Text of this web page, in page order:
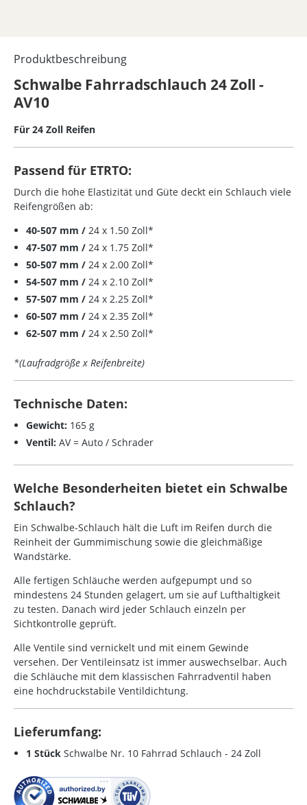
Produktbeschreibung
Schwalbe Fahrradschlauch 24 Zoll -
AV10
Für 24 Zoll Reifen
Passend für ETRTO:
Durch die hohe Elastizität und Güte deckt ein Schlauch viele
Reifengrößen ab:
40-507 mm / 24 x 1.50 Zoll*
47-507 mm / 24 x 1.75 Zoll*
50-507 mm / 24 x 2.00 Zoll*
54-507 mm / 24 x 2.10 Zoll*
57-507 mm / 24 x 2.25 Zoll*
60-507 mm / 24 x 2.35 Zoll*
62-507 mm / 24 x 2.50 Zoll*
*(Laufradgröße x Reifenbreite)
Technische Daten:
Gewicht: 165 g
Ventil: AV = Auto / Schrader
Welche Besonderheiten bietet ein Schwalbe
Schlauch?
Ein Schwalbe-Schlauch hält die Luft im Reifen durch die
Reinheit der Gummimischung sowie die gleichmäßige
Wandstärke.
Alle fertigen Schläuche werden aufgepumpt und so
mindestens 24 Stunden gelagert, um sie auf Lufthaltigkeit
zu testen. Danach wird jeder Schlauch einzeln per
Sichtkontrolle geprüft.
Alle Ventile sind vernickelt und mit einem Gewinde
versehen. Der Ventileinsatz ist immer auswechselbar. Auch
die Schläuche mit dem klassischen Fahrradventil haben
eine hochdruckstabile Ventildichtung.
Lieferumfang:
1 Stück Schwalbe Nr. 10 Fahrrad Schlauch - 24 Zoll